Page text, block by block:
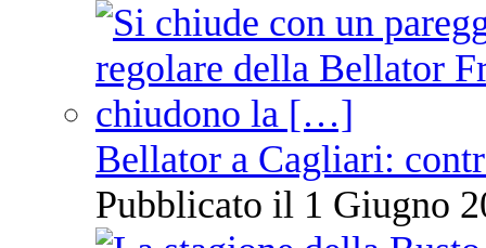
Bellator a Cagliari:
Pubblicato il 1 Giugno